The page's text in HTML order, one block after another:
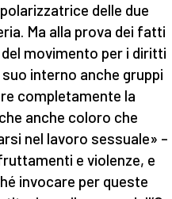
delle due
Ma alla prova dei fatti
movimento per i diritti
interno anche gruppi
completamente la
anche coloro che
nel lavoro sessuale» –
e violenze, e
invocare per queste